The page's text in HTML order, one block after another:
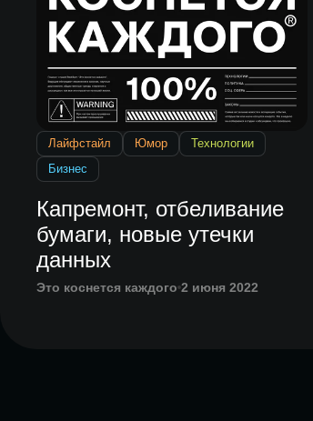
Лайфстайл Юмор
Технологии
Бизнес
Капремонт, отбеливание
бумаги, новые утечки
данных
Это коснется каждого 2 июня 2022